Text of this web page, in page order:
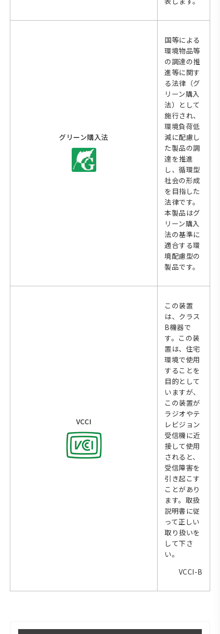
グリーン購入法
国等による
環境物品等
の調達の推
進等に関す
る法律（グ
リーン購入
法）として
施行され、
環境負荷低
減に配慮し
た製品の調
達を推進
し、循環型
社会の形成
を目指した
法律です。
本製品はグ
リーン購入
法の基準に
適合する環
境配慮型の
製品です。
VCCI
この装置
は、クラス
B機器で
す。この装
置は、住宅
環境で使用
することを
目的として
いますが、
この装置が
ラジオやテ
レビジョン
受信機に近
接して使用
されると、
受信障害を
引き起こす
ことがあり
ます。取扱
説明書に従
って正しい
取り扱いを
して下さ
い。
VCCI-B